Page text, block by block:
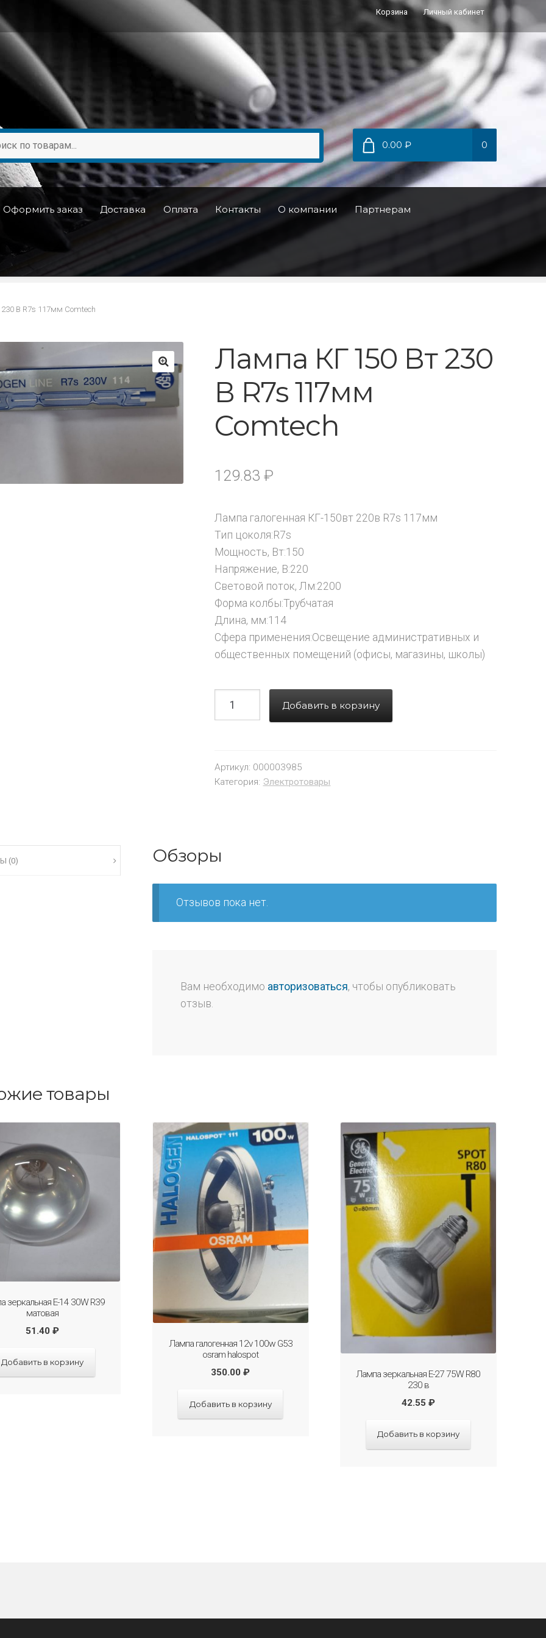
Корзина Личный кабинет
0.00 ₽ 0
Оформить заказ Доставка Оплата Контакты О компании Партнерам
В R7s 117мм Comtech
🔍
Лампа КГ 150 Вт 230
В R7s 117мм
Comtech
129.83₽
Лампа галогенная КГ-150вт 220в R7s 117мм
Тип цоколя:R7s
Мощность, Вт:150
Напряжение, В:220
Световой поток, Лм:2200
Форма колбы:Трубчатая
Длина, мм:114
Сфера применения:Освещение административных и
общественных помещений (офисы, магазины, школы)
Добавить в корзину
Артикул: 000003985
Категория: Электротовары
(0) Обзоры
Отзывов пока нет.
Вам необходимо авторизоваться, чтобы опубликовать
отзыв.
товары
зеркальная E-14 30W R39
матовая
51.40₽
Добавить в корзину
Лампа галогенная 12v 100w G53
osram halospot
350.00₽
Добавить в корзину
Лампа зеркальная Е-27 75W R80
230 в
42.55 ₽
Добавить в корзину